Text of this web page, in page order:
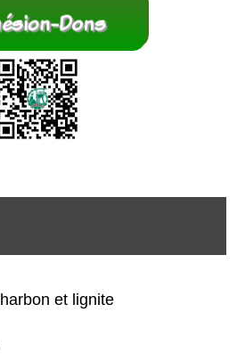
et lignite